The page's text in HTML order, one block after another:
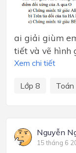
ai giải giùm
tiết và vẽ hình
Xem chi tiết
Lớp 8 Toán
Nguyễn
15 tháng 6